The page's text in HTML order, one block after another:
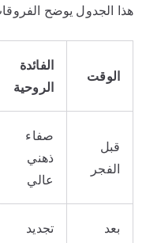
هذا الجدول يوضح
الوقت
الفائدة
الروحية
قبل
الفجر
صفاء
ذهني
عالي
بعد
تجديد